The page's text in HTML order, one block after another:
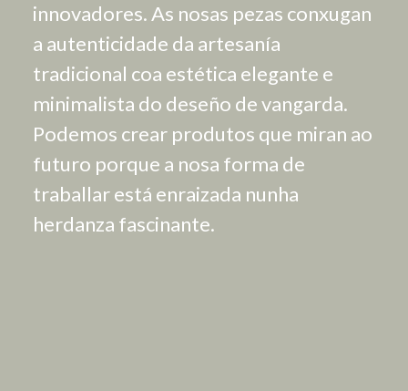
innovadores. As nosas pezas conxugan
a autenticidade da artesanía
tradicional coa estética elegante e
minimalista do deseño de vangarda.
Podemos crear produtos que miran ao
futuro porque a nosa forma de
traballar está enraizada nunha
herdanza fascinante.